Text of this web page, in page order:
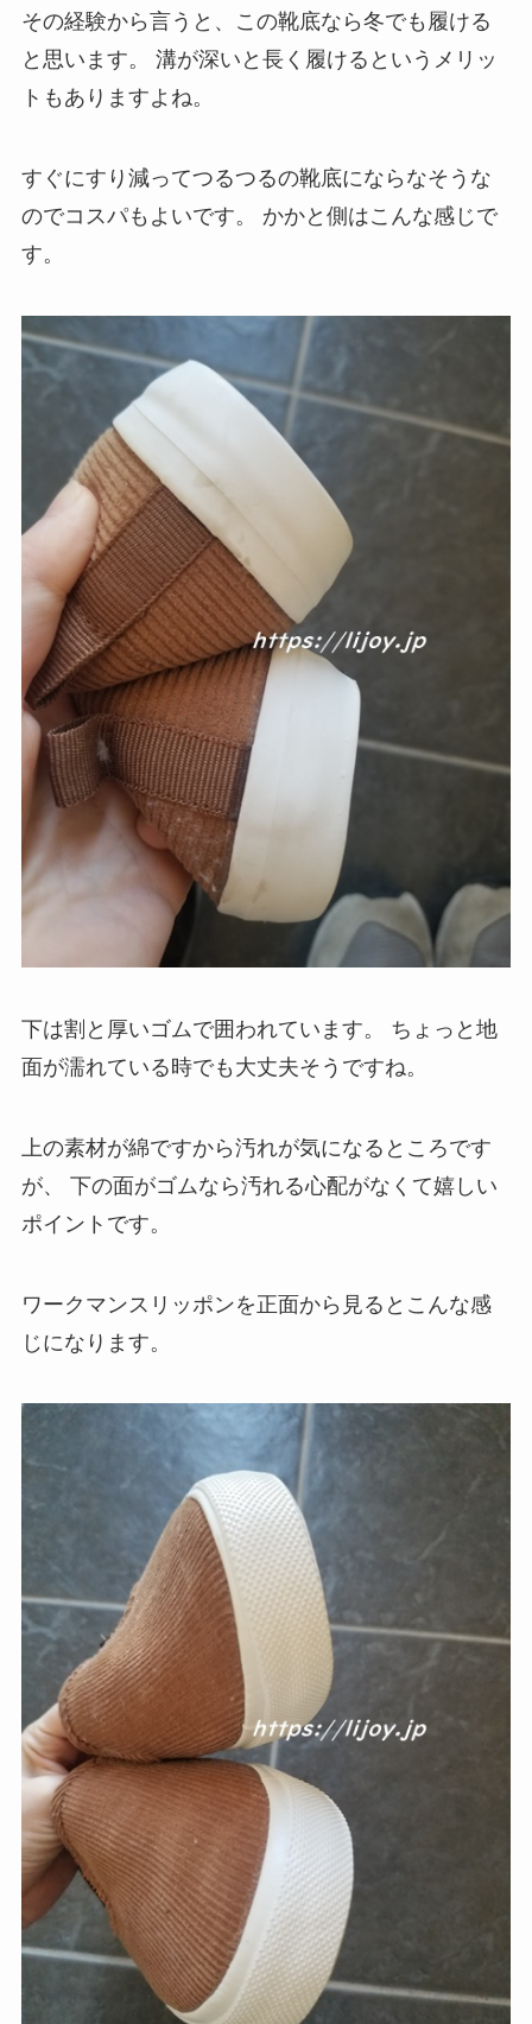
その経験から言うと、この靴底なら冬でも履ける
と思います。
溝が深いと長く履けるというメリッ
トもありますよね。
すぐにすり減ってつるつるの靴底にならなそうな
のでコスパもよいです。
かかと側はこんな感じで
す。
下は割と厚いゴムで囲われています。
ちょっと地
面が濡れている時でも大丈夫そうですね。
上の素材が綿ですから汚れが気になるところです
が、
下の面がゴムなら汚れる心配がなくて嬉しい
ポイントです。
ワークマンスリッポンを正面から見るとこんな感
じになります。